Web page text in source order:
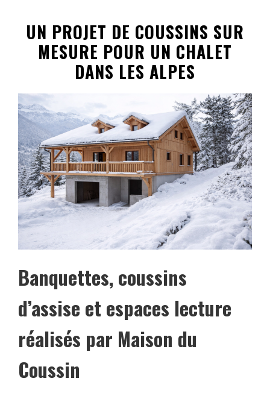
UN PROJET DE COUSSINS SUR
MESURE POUR UN CHALET
DANS LES ALPES
Banquettes, coussins
d’assise et espaces lecture
réalisés par Maison du
Coussin